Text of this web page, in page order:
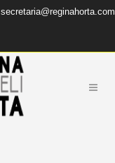
secretaria@reginahorta.com